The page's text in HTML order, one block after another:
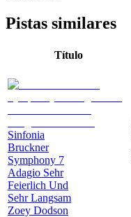
Pistas similares
Título
Sinfonia
Bruckner
Symphony 7
Adagio Sehr
Feierlich Und
Sehr Langsam
Zoey Dodson